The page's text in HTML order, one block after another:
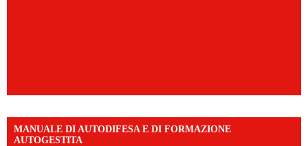
MANUALE DI AUTODIFESA E DI FORMAZIONE
AUTOGESTITA